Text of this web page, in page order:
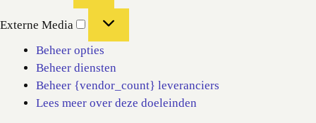
Externe Media
Externe
Beheer opties
Beheer diensten
Beheer {vendor_count} leveranciers
Lees meer over deze doeleinden